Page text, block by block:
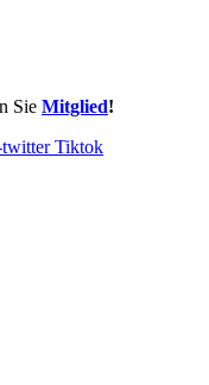
Sie Mitglied!
Tiktok